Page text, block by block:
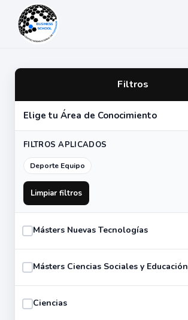
contenido
Filtros
Elige tu Área de Conocimiento
FILTROS APLICADOS
Deporte Equipo
Limpiar filtros
Másters Nuevas Tecnologías
Másters Ciencias Sociales y Educación
Ciencias